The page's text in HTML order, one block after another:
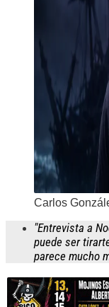
Carlos
"Entrevista a
puede ser
parece mucho